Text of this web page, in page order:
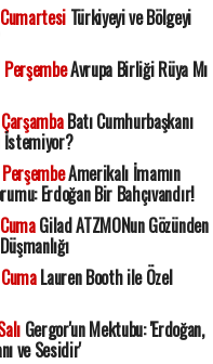
Türkiyeyi ve Bölgeyi
Avrupa Birliği Rüya Mı
Batı Cumhurbaşkanı
İstemiyor?
Amerikalı İmamın
Erdoğan Bir Bahçıvandır!
Gilad ATZMONun Gözünden
Lauren Booth ile Özel
Gergor'un Mektubu: 'Erdoğan,
ve Sesidir'